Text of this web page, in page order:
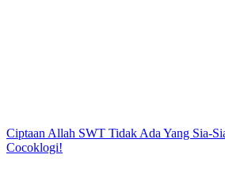
Ciptaan Allah SWT Tidak Ada Yang Sia-
Cocoklogi!